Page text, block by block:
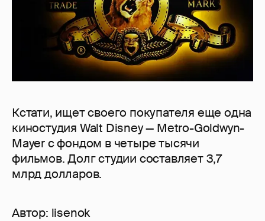
Кстати, ищет своего покупателя еще одна
киностудия Walt Disney — Metro-Goldwyn-
Mayer с фондом в четыре тысячи
фильмов. Долг студии составляет 3,7
млрд долларов.
Автор: lisenok